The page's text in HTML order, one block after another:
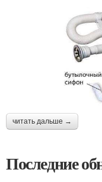
читать дальше →
Последние